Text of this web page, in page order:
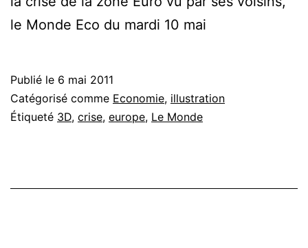
le Monde Eco du mardi 10 mai
Publié le 6 mai 2011
Catégorisé comme Economie, illustration
Étiqueté 3D, crise, europe, Le Monde